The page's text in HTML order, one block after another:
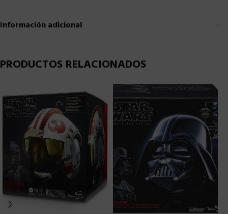
Información adicional
PRODUCTOS RELACIONADOS